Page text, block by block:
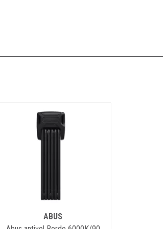
la télécommande
: grâce à la
adapté aux
élevées.
fermer les
du soleil, du
: lumières
pour une meilleure
ABUS